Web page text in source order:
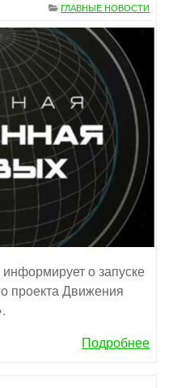
ГЛАВНЫЕ НОВОСТИ
о запуске
проекта Движения
.
Подробнее